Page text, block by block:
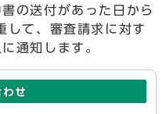
の送付があった日から
して、審査請求に対す
通知します。
わせ